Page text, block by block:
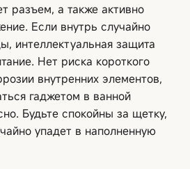
разъем, а также активно
Если внутрь случайно
интеллектуальная защита
Нет риска короткого
внутренних элементов,
гаджетом в ванной
Будьте спокойны за щетку,
упадет в наполненную